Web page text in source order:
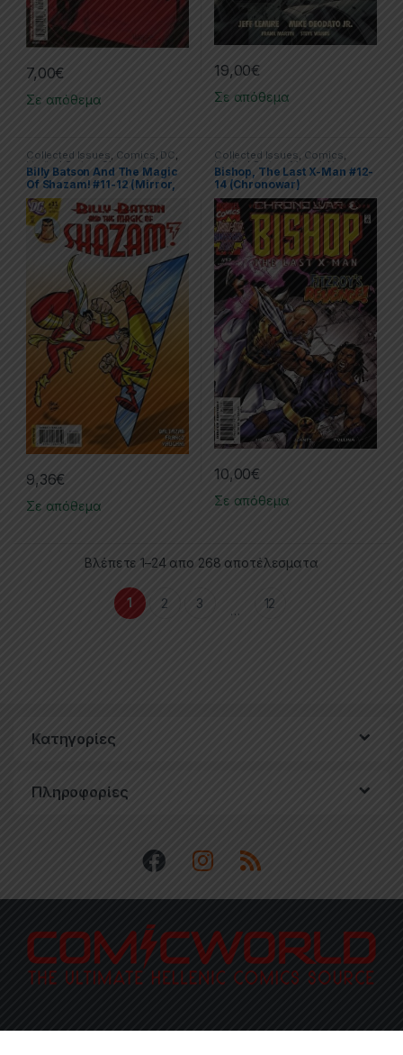
7,00€
Σε απόθεμα
19,00€
Σε απόθεμα
Collected Issues, Comics, DC,
Limited Series, Shazam!
Billy Batson And The Magic
Of Shazam! #11-12 (Mirror,
Mirror)
9,36€
Σε απόθεμα
Collected Issues, Comics,
Limited Series, Marvel, X-men
Bishop, The Last X-Man #12-
14 (Chronowar)
10,00€
Σε απόθεμα
Βλέπετε 1–24 απο 268 αποτέλεσματα
1 2 3 … 12
Κατηγορίες
Πληροφορίες